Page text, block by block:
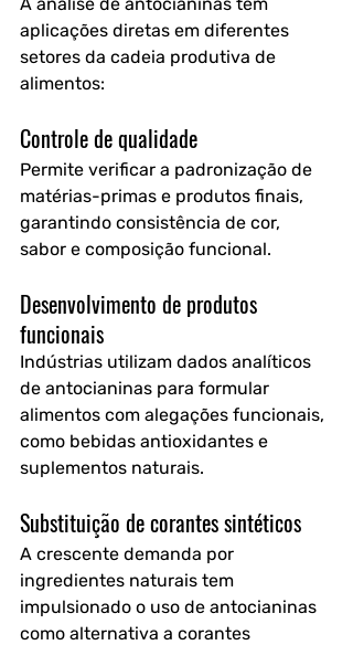
aplicações diretas em diferentes
setores da cadeia produtiva de
alimentos:
Controle de qualidade
Permite verificar a padronização de
matérias-primas e produtos finais,
garantindo consistência de cor,
sabor e composição funcional.
Desenvolvimento de produtos
funcionais
Indústrias utilizam dados analíticos
de antocianinas para formular
alimentos com alegações funcionais,
como bebidas antioxidantes e
suplementos naturais.
Substituição de corantes sintéticos
A crescente demanda por
ingredientes naturais tem
impulsionado o uso de antocianinas
como alternativa a corantes